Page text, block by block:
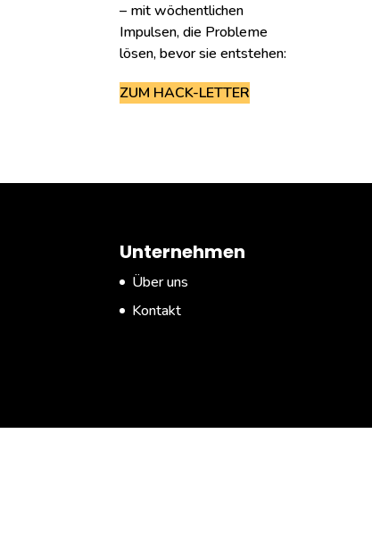
– mit wöchentlichen
Impulsen, die Probleme
lösen, bevor sie entstehen:
ZUM HACK-LETTER
Unternehmen
Über uns
Kontakt